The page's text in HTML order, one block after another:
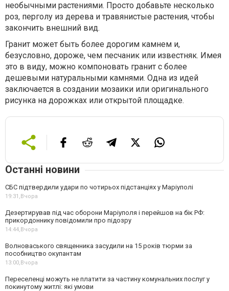
необычными растениями. Просто добавьте несколько
роз, перголу из дерева и травянистые растения, чтобы
закончить внешний вид.
Гранит может быть более дорогим камнем и,
безусловно, дороже, чем песчаник или известняк. Имея
это в виду, можно компоновать гранит с более
дешевыми натуральными камнями. Одна из идей
заключается в создании мозаики или оригинального
рисунка на дорожках или открытой площадке.
Останні новини
СБС підтвердили удари по чотирьох підстанціях у Маріуполі
19:31,Вчора
Дезертирував під час оборони Маріуполя і перейшов на бік РФ:
прикордоннику повідомили про підозру
14:44,Вчора
Волноваського священника засудили на 15 років тюрми за
пособництво окупантам
13:00,Вчора
Переселенці можуть не платити за частину комунальних послуг у
покинутому житлі: які умови